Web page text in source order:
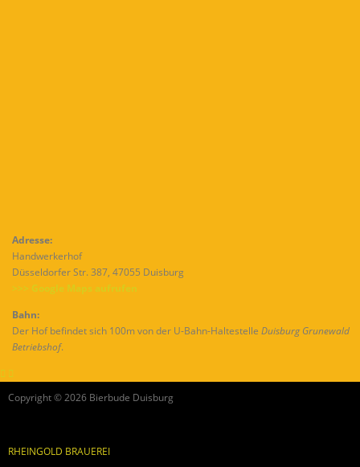
Adresse:
Handwerkerhof
Düsseldorfer Str. 387, 47055 Duisburg
>>> Google Maps aufrufen
Bahn:
Der Hof befindet sich 100m von der U-Bahn-Haltestelle Duisburg Grunewald
Betriebshof.
Copyright © 2026 Bierbude Duisburg
RHEINGOLD BRAUEREI